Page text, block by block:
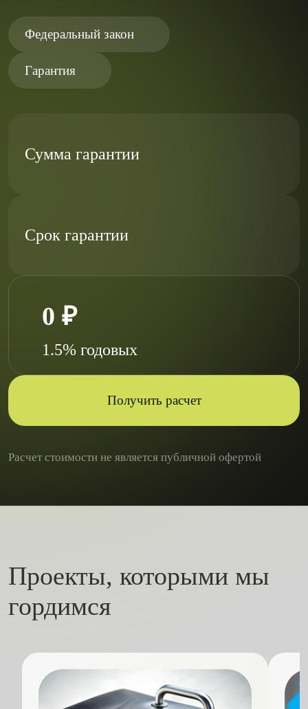
Сумма гарантии
Срок гарантии
0 ₽
1.5% годовых
Получить расчет
Федеральный закон
Гарантия
Расчет стоимости не является публичной офертой
Проекты, которыми мы
гордимся